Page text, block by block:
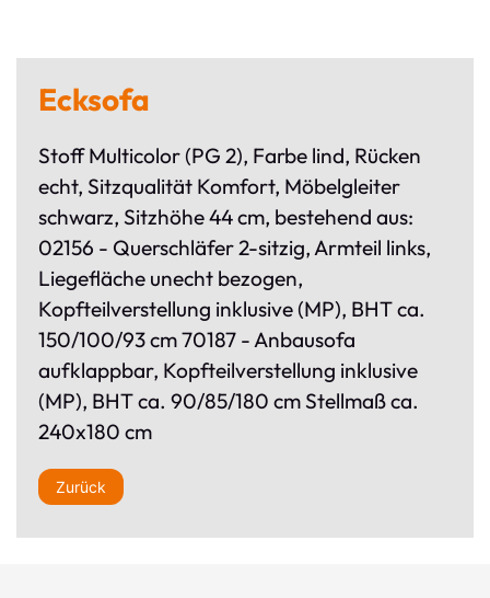
Ecksofa
Stoff Multicolor (PG 2), Farbe lind, Rücken
echt, Sitzqualität Komfort, Möbelgleiter
schwarz, Sitzhöhe 44 cm, bestehend aus:
02156 - Querschläfer 2-sitzig, Armteil links,
Liegefläche unecht bezogen,
Kopfteilverstellung inklusive (MP), BHT ca.
150/100/93 cm 70187 - Anbausofa
aufklappbar, Kopfteilverstellung inklusive
(MP), BHT ca. 90/85/180 cm Stellmaß ca.
240x180 cm
Zurück